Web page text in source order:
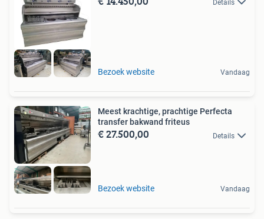
Details
Bezoek website Vandaag
Meest krachtige, prachtige Perfecta
transfer bakwand friteus
€ 27.500,00 Details
Bezoek website Vandaag